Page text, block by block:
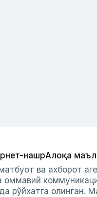
нашрАлоқа
ва ахборот
рўйхатга олинган.